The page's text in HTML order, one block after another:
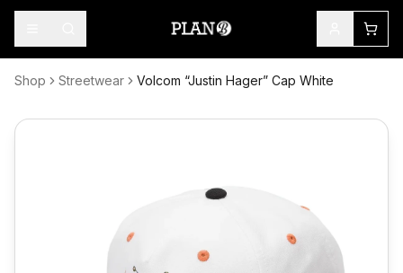
Shop Streetwear Volcom “Justin Hager” Cap White